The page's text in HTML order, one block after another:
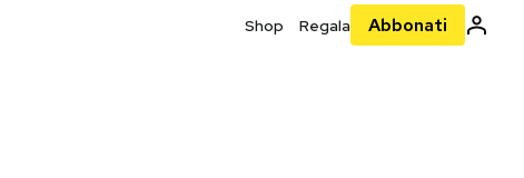
Shop Regala Abbonati